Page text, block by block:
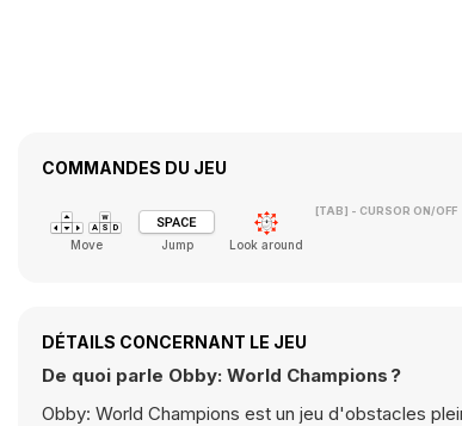
COMMANDES DU JEU
Move Jump Look around
[TAB] - CURSOR ON/OFF
DÉTAILS CONCERNANT LE JEU
De quoi parle Obby: World Champions ?
Obby: World Champions est un jeu d'obstacles